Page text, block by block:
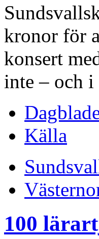
kronor för
konsert
inte – och i
Källa
100